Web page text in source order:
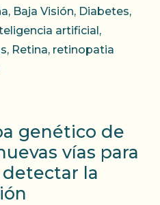
, Baja Visión, Diabetes,
artificial ,
, Retina, retinopatia
genético de
vías para
la